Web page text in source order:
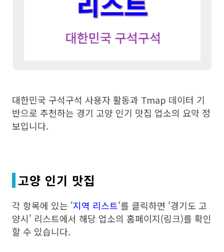
대한민국 구석구석 사용자 활동과 Tmap 데이터 기
반으로 추천하는 경기 고양 인기 맛집 업소의 요약 정
보입니다.
고양 인기 맛집
각 항목에 있는 '지역 리스트'를 클릭하면 '경기도 고
양시' 리스트에서 해당 업소의 홈페이지(링크)를 확인
할 수 있습니다.